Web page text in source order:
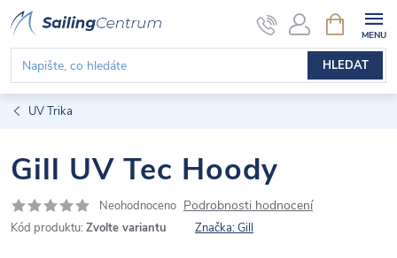
Přejít
na
obsah
HLEDAT
NÁKUPNÍ
KOŠÍK
UV Trika
Gill UV Tec Hoody
Neohodnoceno Podrobnosti hodnocení
Kód produktu: Zvolte variantu Značka:Gill